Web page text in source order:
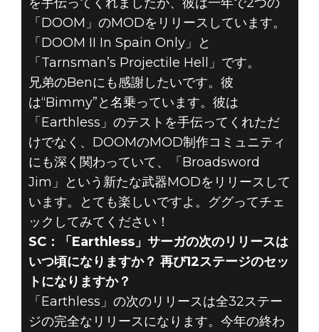
「DOOM」のMODをリリースしています。
「DOOM II In Spain Only」と
「Tarnsman’s Projectile Hell」です。
兄弟のBenにも感謝したいです。彼
は“Bimmy”と名乗っています。彼は
「Earthless」のテストを手伝ってくれただ
けでなく、DOOMのMOD制作コミュニティ
にも深く関わっていて、「Broadsword
Jim」という新たな武器MODをリリースして
います。とても楽しいですよ。ググってチェ
ックしてみてください！
SC：「Earthless」サーガの次のリリースは
いつ頃になりますか？ 再び12ステージのセッ
トになりますか？
「Earthless」の次のリリースは全32ステー
ジの完全なリリースになります。今年の終わ